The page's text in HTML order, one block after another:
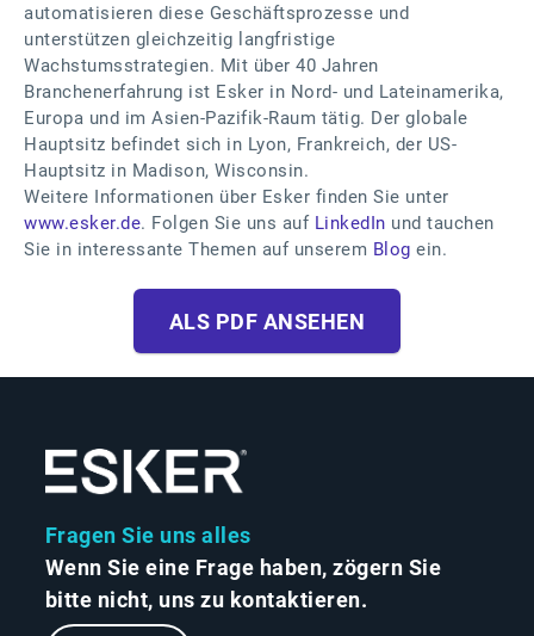
automatisieren diese Geschäftsprozesse und
unterstützen gleichzeitig langfristige
Wachstumsstrategien. Mit über 40 Jahren
Branchenerfahrung ist Esker in Nord- und Lateinamerika,
Europa und im Asien-Pazifik-Raum tätig. Der globale
Hauptsitz befindet sich in Lyon, Frankreich, der US-
Hauptsitz in Madison, Wisconsin.
Weitere Informationen über Esker finden Sie unter
www.esker.de. Folgen Sie uns auf LinkedIn und tauchen
Sie in interessante Themen auf unserem Blog ein.
ALS PDF ANSEHEN
Fragen Sie uns alles
Wenn Sie eine Frage haben, zögern Sie
bitte nicht, uns zu kontaktieren.